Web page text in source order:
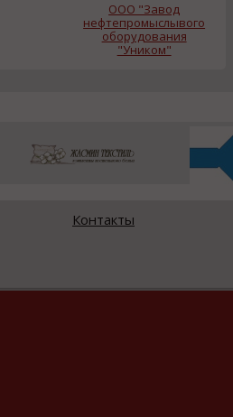
ООО "Завод
нефтепромыслывого
оборудования
"Уником"
Контакты